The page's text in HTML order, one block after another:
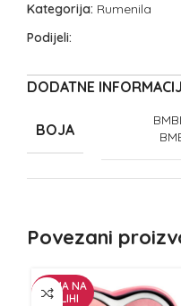
Kategorija: Rumenila
Podijeli:
DODATNE
BOJA
Povezani
NEMA NA
ZALIHI